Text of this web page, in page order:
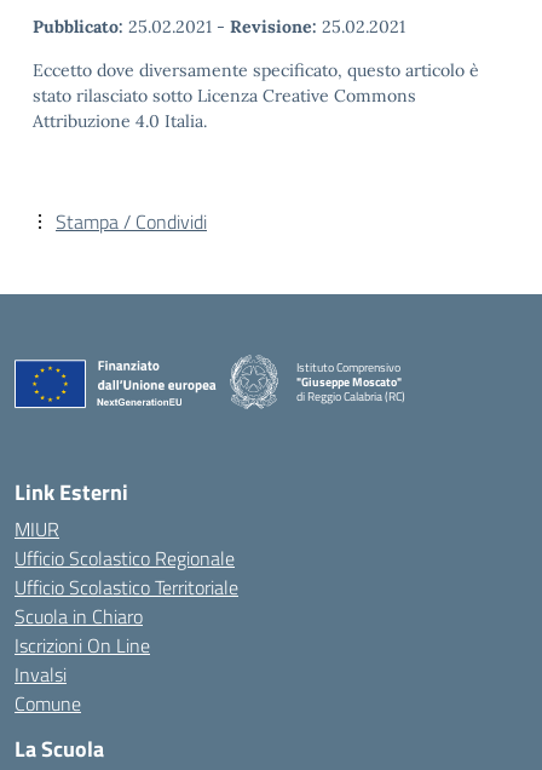
Pubblicato: 25.02.2021 - Revisione: 25.02.2021
Eccetto dove diversamente specificato, questo articolo è
stato rilasciato sotto Licenza Creative Commons
Attribuzione 4.0 Italia.
Stampa / Condividi
Istituto Comprensivo
"Giuseppe Moscato"
di Reggio Calabria (RC)
— Visita la pagina iniziale della scuola
Link Esterni
MIUR
Ufficio Scolastico Regionale
Ufficio Scolastico Territoriale
Scuola in Chiaro
Iscrizioni On Line
Invalsi
Comune
La Scuola